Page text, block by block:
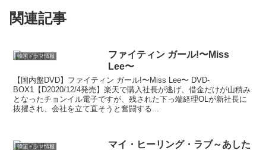
関連記事
韓国ドラマ情報
ファイティン ガール!〜Miss
Lee〜
【国内盤DVD】ファイティン ガール!〜Miss Lee〜 DVD-
BOX1【D2020/12/4発売】楽天で購入社長が逃げ、借金だけが山積み
となったチョンイル電子ですが、残された下っ端経理OLが新社長に
抜擢され、会社を立て直そうと奮闘する...
韓国ドラマ情報
マイ・ヒーリング・ラブ～あした